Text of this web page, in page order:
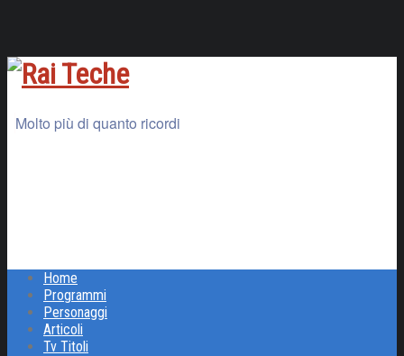
Molto più di quanto ricordi
Home
Programmi
Personaggi
Articoli
Tv Titoli